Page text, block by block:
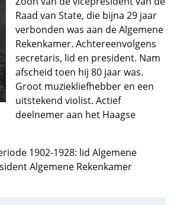
Raad van State, die bijna 29 jaar
verbonden was aan de Algemene
Rekenkamer. Achtereenvolgens
secretaris, lid en president. Nam
afscheid toen hij 80 jaar was.
Groot muziekliefhebber en een
uitstekend violist. Actief
deelnemer aan het Haagse
1902-1928: lid Algemene
Algemene Rekenkamer